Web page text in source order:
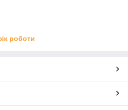
роботи